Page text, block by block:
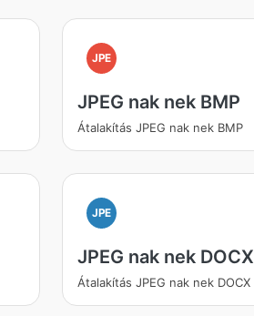
JPE
JPEG nak nek BMP
Átalakítás JPEG nak nek BMP
JPE
JPEG nak nek DOCX
Átalakítás JPEG nak nek DOCX